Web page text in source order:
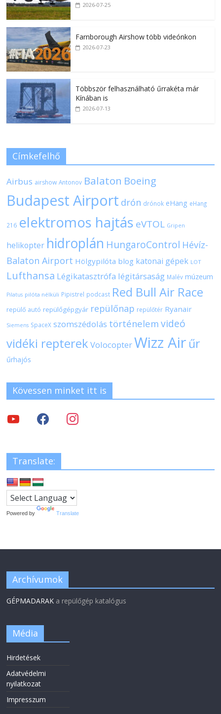
2026-07-25
Farnborough Airshow több videónkon
2026-07-23
Többször felhasználható űrrakéta már
Kínában is
2026-07-13
Címkefelhő
Airbus airshow Antonov Balaton Boeing
Budapest Airport drón drónok eHang eHang
216 elektromos hajtás eVTOL Gripen
helikopter hidroplán HungaroControl Hévíz-
Balaton Airport Hölgypilóta blog katonai gépek LOT
Lufthansa Légikatasztrófa légitársaság Malév múzeum
Pilatus pilóta nélküli Pipistrel podcast Red Bull Air Race
repülő autó repülőgépgyár repülőnap repülőtér Ryanair
Siemens SpaceX szomszédolás történelem videó
vidéki repterek VolocopterWizz Air űr
űrhajós
Kövessen minket itt is
Translate:
Powered by Translate
Archívumok
GÉPMADARAK a repülőgép katalógus
Média
Hirdetések
Adatvédelmi
nyilatkozat
Impresszum